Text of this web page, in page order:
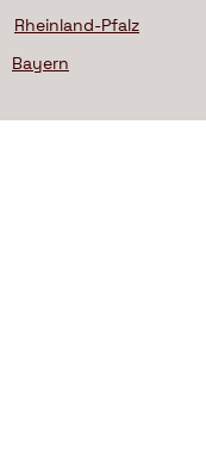
Rheinland-Pfalz
Bayern